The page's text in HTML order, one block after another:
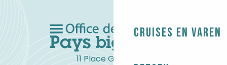
Cruises en varen
11 Place Gambetta